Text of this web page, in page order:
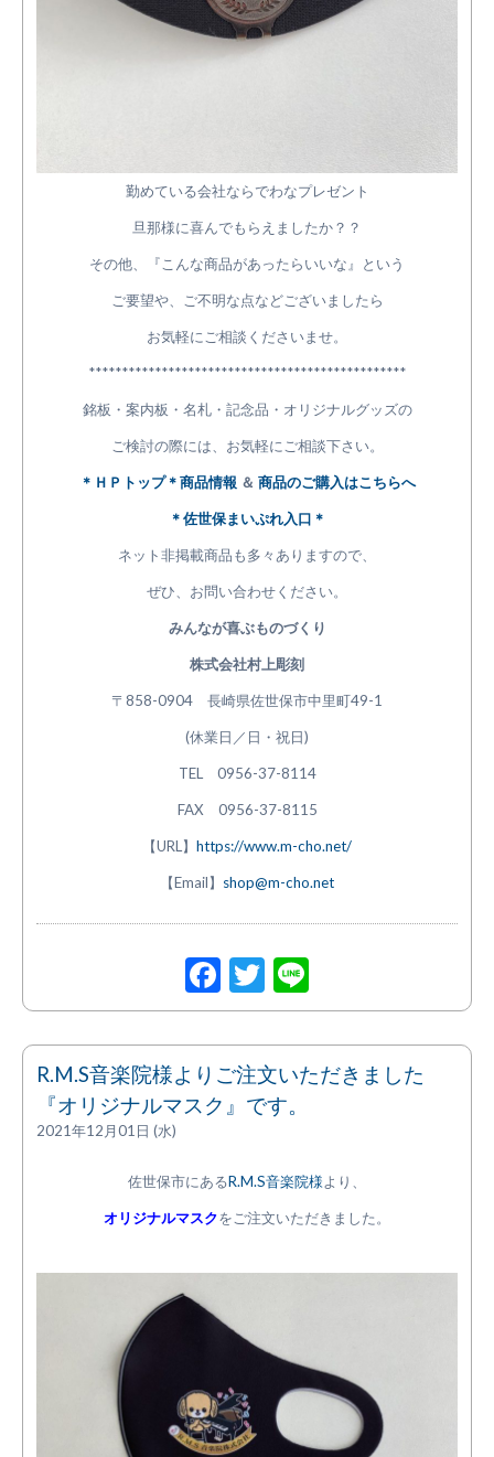
勤めている会社ならでわなプレゼント
旦那様に喜んでもらえましたか？？
その他、『こんな商品があったらいいな』という
ご要望や、ご不明な点などございましたら
お気軽にご相談くださいませ。
************************************************
銘板・案内板・名札・記念品・オリジナルグッズの
ご検討の際には、お気軽にご相談下さい。
＊ＨＰトップ＊商品情報 ＆ 商品のご購入はこちらへ
＊佐世保まいぷれ入口＊
ネット非掲載商品も多々ありますので、
ぜひ、お問い合わせください。
みんなが喜ぶものづくり
株式会社村上彫刻
〒858-0904 長崎県佐世保市中里町49-1
(休業日／日・祝日)
TEL 0956-37-8114
FAX 0956-37-8115
【URL】 https://www.m-cho.net/
【Email】 shop@m-cho.net
Facebook
Twitter
R.M.S音楽院様よりご注文いただきました
『オリジナルマスク』です。
2021年12月01日 (水)
佐世保市にあるR.M.S音楽院様より、
オリジナルマスクをご注文いただきました。